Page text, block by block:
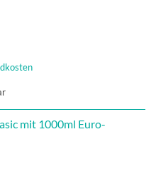
mit 1000ml Euro-